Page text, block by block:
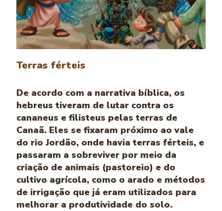
Terras férteis
De acordo com a narrativa bíblica, os
hebreus tiveram de lutar contra os
cananeus e filisteus pelas terras de
Canaã. Eles se fixaram próximo ao vale
do rio Jordão, onde havia terras férteis, e
passaram a sobreviver por meio da
criação de animais (pastoreio) e do
cultivo agrícola, como o arado e métodos
de irrigação que já eram utilizados para
melhorar a produtividade do solo.